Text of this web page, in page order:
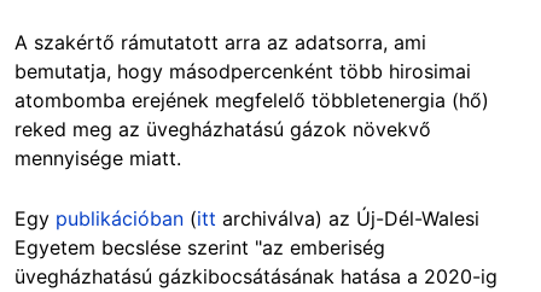
A szakértő rámutatott arra az adatsorra, ami
bemutatja, hogy másodpercenként több hirosimai
atombomba erejének megfelelő többletenergia (hő)
reked meg az üvegházhatású gázok növekvő
mennyisége miatt.
Egy publikációban (itt archiválva) az Új-Dél-Walesi
Egyetem becslése szerint "az emberiség
üvegházhatású gázkibocsátásának hatása a 2020-ig